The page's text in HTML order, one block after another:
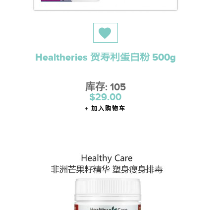
Healtheries 贺寿利蛋白粉 500g
库存: 105
$29.00
加入购物车